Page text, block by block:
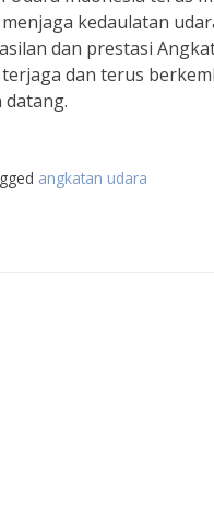
kedaulatan
dan prestasi
dan terus
datang.
angkatan udara